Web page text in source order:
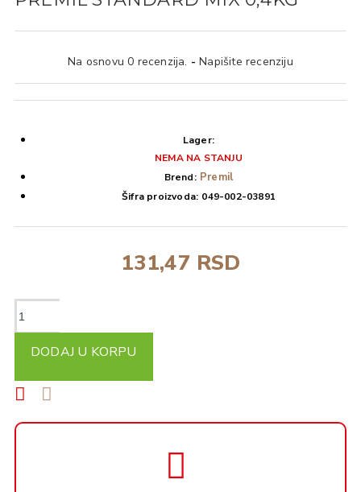
Na osnovu 0 recenzija. - Napišite recenziju
131,47 RSD
Lager:
NEMA NA STANJU
Brend: Premil
Šifra proizvoda: 049-002-03891
DODAJ U KORPU